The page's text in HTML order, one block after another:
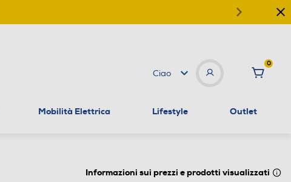
Ciao
0
Mobilità Elettrica Lifestyle Outlet
Informazioni sui prezzi e prodotti visualizzati